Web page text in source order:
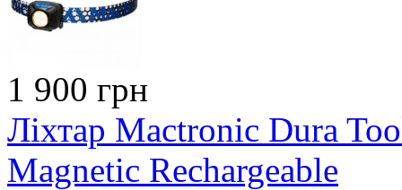
1 900 грн
Ліхтар Mactronic Dura
Magnetic Rechargeable